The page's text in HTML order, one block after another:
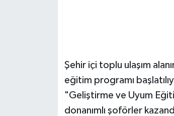
Şehir içi toplu ulaşım
eğitim programı
"Geliştirme ve Uyum
donanımlı şoförler